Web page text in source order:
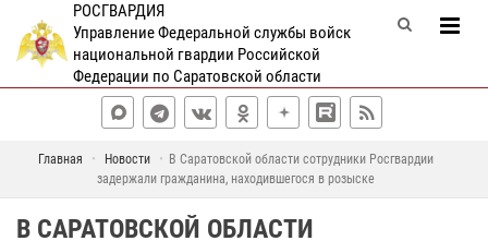
РОСГВАРДИЯ
Управление Федеральной службы войск
национальной гвардии Российской
Федерации по Саратовской области
Главная Новости
В Саратовской области сотрудники Росгвардии
задержали гражданина, находившегося в розыске
В САРАТОВСКОЙ ОБЛАСТИ